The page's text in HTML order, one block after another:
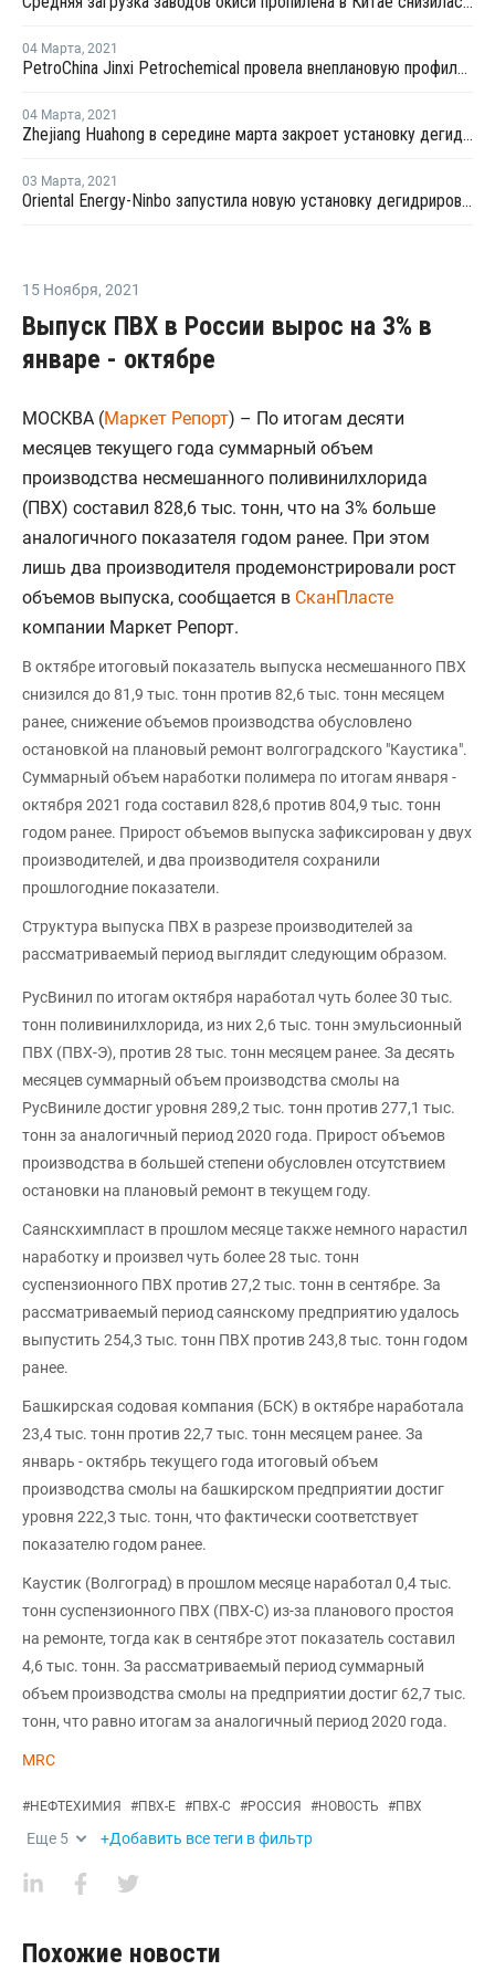
04 Марта, 2021
PetroChina Jinxi Petrochemical провела внеплановую профилактику на заводе ПП в Ляонине
04 Марта, 2021
Zhejiang Huahong в середине марта закроет установку дегидрирования пропана в Китае на плановый ремонт
03 Марта, 2021
Oriental Energy-Ninbo запустила новую установку дегидрирования пропана в Нинбо
15 Ноября, 2021
Выпуск ПВХ в России вырос на 3% в
январе - октябре
МОСКВА (Маркет Репорт) – По итогам десяти
месяцев текущего года суммарный объем
производства несмешанного поливинилхлорида
(ПВХ) составил 828,6 тыс. тонн, что на 3% больше
аналогичного показателя годом ранее. При этом
лишь два производителя продемонстрировали рост
объемов выпуска, сообщается в СканПласте
компании Маркет Репорт.
В октябре итоговый показатель выпуска несмешанного ПВХ
снизился до 81,9 тыс. тонн против 82,6 тыс. тонн месяцем
ранее, снижение объемов производства обусловлено
остановкой на плановый ремонт волгоградского "Каустика".
Суммарный объем наработки полимера по итогам января -
октября 2021 года составил 828,6 против 804,9 тыс. тонн
годом ранее. Прирост объемов выпуска зафиксирован у двух
производителей, и два производителя сохранили
прошлогодние показатели.
Структура выпуска ПВХ в разрезе производителей за
рассматриваемый период выглядит следующим образом.
РусВинил по итогам октября наработал чуть более 30 тыс.
тонн поливинилхлорида, из них 2,6 тыс. тонн эмульсионный
ПВХ (ПВХ-Э), против 28 тыс. тонн месяцем ранее. За десять
месяцев суммарный объем производства смолы на
РусВиниле достиг уровня 289,2 тыс. тонн против 277,1 тыс.
тонн за аналогичный период 2020 года. Прирост объемов
производства в большей степени обусловлен отсутствием
остановки на плановый ремонт в текущем году.
Саянскхимпласт в прошлом месяце также немного нарастил
наработку и произвел чуть более 28 тыс. тонн
суспензионного ПВХ против 27,2 тыс. тонн в сентябре. За
рассматриваемый период саянскому предприятию удалось
выпустить 254,3 тыс. тонн ПВХ против 243,8 тыс. тонн годом
ранее.
Башкирская содовая компания (БСК) в октябре наработала
23,4 тыс. тонн против 22,7 тыс. тонн месяцем ранее. За
январь - октябрь текущего года итоговый объем
производства смолы на башкирском предприятии достиг
уровня 222,3 тыс. тонн, что фактически соответствует
показателю годом ранее.
Каустик (Волгоград) в прошлом месяце наработал 0,4 тыс.
тонн суспензионного ПВХ (ПВХ-С) из-за планового простоя
на ремонте, тогда как в сентябре этот показатель составил
4,6 тыс. тонн. За рассматриваемый период суммарный
объем производства смолы на предприятии достиг 62,7 тыс.
тонн, что равно итогам за аналогичный период 2020 года.
MRC
#НЕФТЕХИМИЯ #ПВХ-Е #ПВХ-С #РОССИЯ #НОВОСТЬ #ПВХ
Еще 5 +Добавить все теги в фильтр
Похожие новости